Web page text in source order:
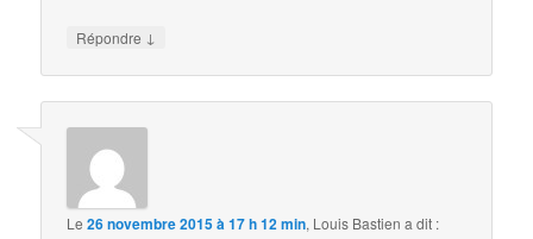
Répondre ↓
Le26 novembre 2015 à 17 h 12 min, Louis Bastien a dit :